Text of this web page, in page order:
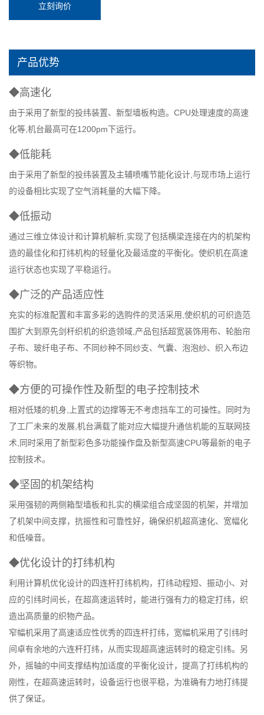
立刻询价
产品优势
◆高速化
由于采用了新型的投纬装置、新型墙板构造。CPU处理速度的高速
化等,机台最高可在1200pm下运行。
◆低能耗
由于采用了新型的投纬装置及主辅喷嘴节能化设计,与现市场上运行
的设备相比实现了空气消耗量的大幅下降。
◆低振动
通过三维立体设计和计算机解析,实现了包括横梁连接在内的机架构
造的最佳化和打纬机构的轻量化及最适度的平衡化。使织机在高速
运行状态也实现了平稳运行。
◆广泛的产品适应性
充实的标准配置和丰富多彩的选购件的灵活采用,使织机的可织造范
围扩大到原先剑杆织机的织造领域,产品包括超宽装饰用布、轮胎帘
子布、玻纤电子布、不同纱种不同纱支、气囊、泡泡纱、织入布边
等织物。
◆方便的可操作性及新型的电子控制技术
相对低矮的机身,上置式的边撑等无不考虑挡车工的可操性。同时为
了工厂未来的发展,机台满载了能对应大幅提升通信机能的互联网技
术,同时采用了新型彩色多功能操作盘及新型高速CPU等最新的电子
控制技术。
◆坚固的机架结构
采用强韧的两侧箱型墙板和扎实的横梁组合成坚固的机架，并增加
了机架中间支撑，抗振性和可靠性好，确保织机超高速化、宽幅化
和低噪音。
◆优化设计的打纬机构
利用计算机优化设计的四连杆打纬机构，打纬动程短、振动小、对
应的引纬时间长，在超高速运转时，能进行强有力的稳定打纬，织
造出高质量的织物产品。
窄幅机采用了高速适应性优秀的四连杆打纬，宽幅机采用了引纬时
间卓有余地的六连杆打纬，从而实现超高速运转时的稳定引纬。另
外，摇轴的中间支撑结构加适度的平衡化设计，提高了打纬机构的
刚性，在超高速运转时，设备运行也很平稳，为准确有力地打纬提
供了保证。